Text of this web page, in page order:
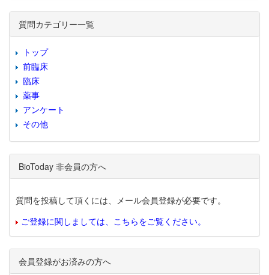
質問カテゴリー一覧
トップ
前臨床
臨床
薬事
アンケート
その他
BioToday 非会員の方へ
質問を投稿して頂くには、メール会員登録が必要です。
ご登録に関しましては、こちらをご覧ください。
会員登録がお済みの方へ